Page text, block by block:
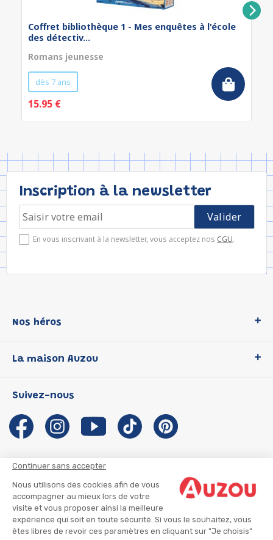
Continuer sans accepter
Nous utilisons des cookies afin de vous
accompagner au mieux lors de votre
visite et vous proposer ainsi la meilleure
expérience qui soit en toute sécurité. Si vous le souhaitez, vous
êtes libres de revoir ces paramètres en cliquant sur "Je choisis"
Coffret bibliothèque 1 - Mes enquêtes à l'école
des détectiv...
Romans jeunesse
dès 7 ans
15.95 €
Inscription à la newsletter
En vous inscrivant à la newsletter, vous acceptez nos CGU.
Nos héros
P'tit Loup
Les Influenceuses
Migali
Petite Taupe
La maison Auzou
Notre histoire
Auzou s'engage
Auteurs et illustrateurs Auzou
Suivre mon colis
Infos consommateur
Suivez-nous
CGU
CGV
Mentions légales